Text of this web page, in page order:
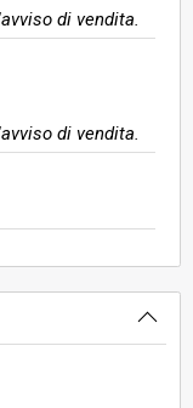
di vendita.
di vendita.